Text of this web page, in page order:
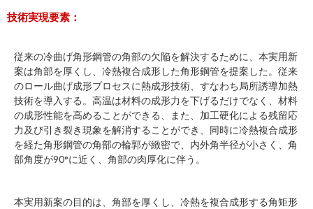
技術実現要素：
従来の冷曲げ角形鋼管の角部の欠陥を解決するために、本実用新
案は角部を厚くし、冷熱複合成形した角形鋼管を提案した。従来
のロール曲げ成形プロセスに熱成形技術、すなわち局所誘導加熱
技術を導入する。高温は材料の成形力を下げるだけでなく、材料
の成形性能を高めることができる、また、加工硬化による残留応
力及び引き裂き現象を解消することができ、同時に冷熱複合成形
を経た角形鋼管の角部の輪郭が緻密で、内外角半径が小さく、角
部角度が90°に近く、角部の肉厚化に伴う。
本実用新案の目的は、角部を厚くし、冷熱を複合成形する角矩形